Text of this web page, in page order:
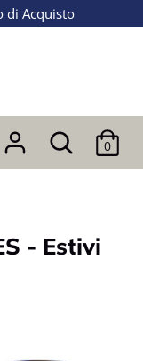
di Acquisto
Ricerca
0
- Estivi